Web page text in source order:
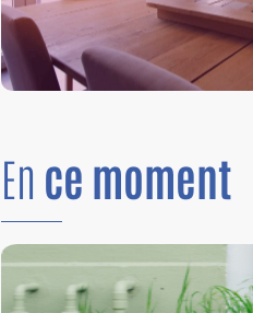
En ce moment